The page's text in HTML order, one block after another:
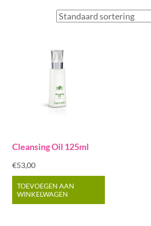
Cleansing Oil 125ml
€53,00
TOEVOEGEN AAN
WINKELWAGEN